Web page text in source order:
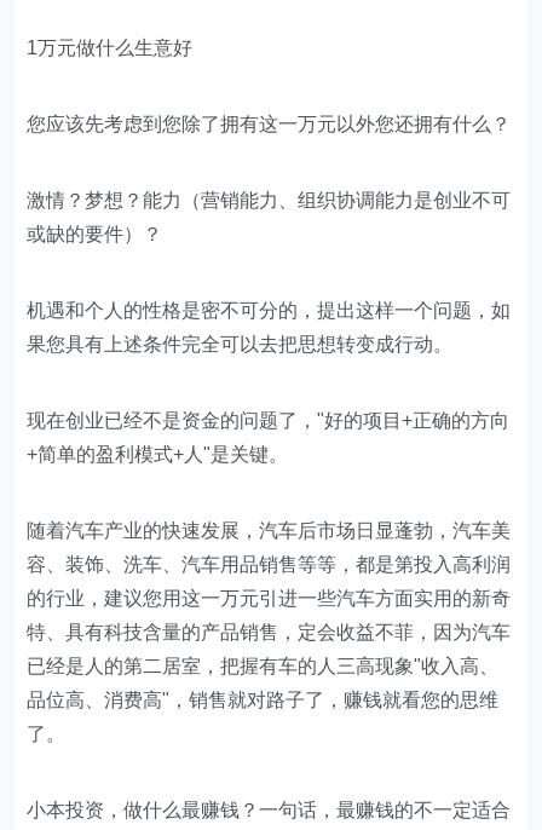
1万元做什么生意好
您应该先考虑到您除了拥有这一万元以外您还拥有什么？
激情？梦想？能力（营销能力、组织协调能力是创业不可
或缺的要件）？
机遇和个人的性格是密不可分的，提出这样一个问题，如
果您具有上述条件完全可以去把思想转变成行动。
现在创业已经不是资金的问题了，"好的项目+正确的方向
+简单的盈利模式+人"是关键。
随着汽车产业的快速发展，汽车后市场日显蓬勃，汽车美
容、装饰、洗车、汽车用品销售等等，都是第投入高利润
的行业，建议您用这一万元引进一些汽车方面实用的新奇
特、具有科技含量的产品销售，定会收益不菲，因为汽车
已经是人的第二居室，把握有车的人三高现象"收入高、
品位高、消费高"，销售就对路子了，赚钱就看您的思维
了。
小本投资，做什么最赚钱？一句话，最赚钱的不一定适合